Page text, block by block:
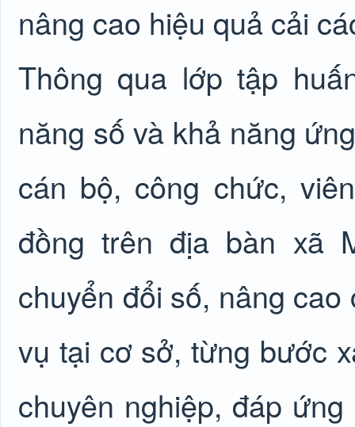
nâng cao hiệu quả cải
Thông qua lớp tập
năng số và khả năng
cán bộ, công chức,
đồng trên địa bàn xã
chuyển đổi số, nâng
vụ tại cơ sở, từng bước
chuyên nghiệp, đáp